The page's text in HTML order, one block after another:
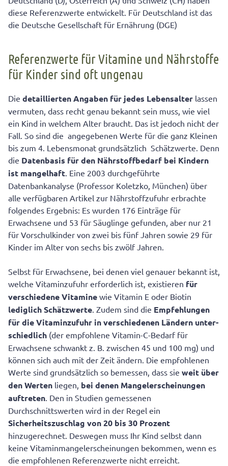
diese Referenzwerte entwickelt. Für Deutschland ist das
die Deutsche Gesellschaft für Ernährung (DGE)
Referenzwerte für Vitamine und Nährstoffe
für Kinder sind oft ungenau
Die detaillierten Angaben für jedes Lebensalter lassen
vermuten, dass recht genau bekannt sein muss, wie viel
ein Kind in welchem Alter braucht. Das ist jedoch nicht der
Fall. So sind die angegebenen Werte für die ganz Kleinen
bis zum 4. Lebensmonat grundsätzlich Schätzwerte. Denn
die Datenbasis für den Nährstoffbedarf bei Kindern
ist mangelhaft. Eine 2003 durchgeführte
Datenbankanalyse (Professor Koletzko, München) über
alle verfügbaren Artikel zur Nährstoffzufuhr erbrachte
folgendes Ergebnis: Es wurden 176 Einträge für
Erwachsene und 53 für Säuglinge gefunden, aber nur 21
für Vorschulkinder von zwei bis fünf Jahren sowie 29 für
Kinder im Alter von sechs bis zwölf Jahren.
Selbst für Erwachsene, bei denen viel genauer bekannt ist,
welche Vitaminzufuhr erforderlich ist, existieren für
verschiedene Vitamine wie Vitamin E oder Biotin
lediglich Schätzwerte. Zudem sind die Empfehlungen
für die Vitaminzufuhr in verschiedenen Ländern unter-
schiedlich (der empfohlene Vitamin-C-Bedarf für
Erwachsene schwankt z. B. zwischen 45 und 100 mg) und
können sich auch mit der Zeit ändern. Die empfohlenen
Werte sind grundsätzlich so bemessen, dass sie weit über
den Werten liegen, bei denen Mangelerscheinungen
auftreten. Den in Studien gemessenen
Durchschnittswerten wird in der Regel ein
Sicherheitszuschlag von 20 bis 30 Prozent
hinzugerechnet. Deswegen muss Ihr Kind selbst dann
keine Vitaminmangelerscheinungen bekommen, wenn es
die empfohlenen Referenzwerte nicht erreicht.